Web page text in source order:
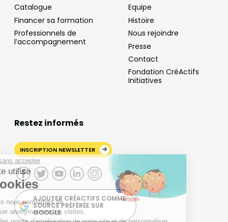
sans accepter
site utilise
cookies
cookies nous permettent de
anonymement les visites,
Catalogue
Financer sa formation
Professionnels de
l’accompagnement
Equipe
Histoire
Nous rejoindre
Presse
Contact
Fondation CréActifs
Initiatives
Restez informés
INSCRIPTION NEWSLETTER
AJOUTER CRÉACTIFS COMME
SOURCE PRÉFÉRÉE SUR
GOOGLE